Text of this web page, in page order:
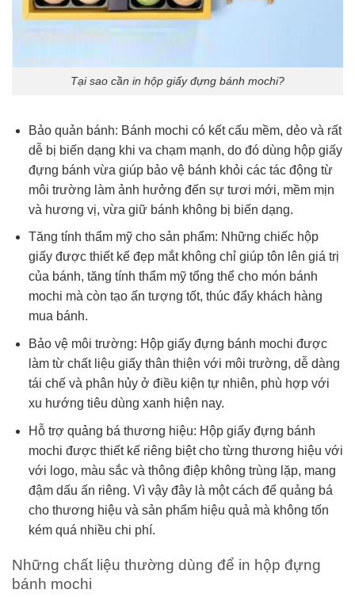
Tại sao cần in hộp giấy đựng bánh mochi?
Bảo quản bánh: Bánh mochi có kết cấu mềm, dẻo và rất
dễ bị biến dạng khi va chạm mạnh, do đó dùng hộp giấy
đựng bánh vừa giúp bảo vệ bánh khỏi các tác động từ
môi trường làm ảnh hưởng đến sự tươi mới, mềm mịn
và hương vị, vừa giữ bánh không bị biến dạng.
Tăng tính thẩm mỹ cho sản phẩm: Những chiếc hộp
giấy được thiết kế đẹp mắt không chỉ giúp tôn lên giá trị
của bánh, tăng tính thẩm mỹ tổng thể cho món bánh
mochi mà còn tạo ấn tượng tốt, thúc đẩy khách hàng
mua bánh.
Bảo vệ môi trường: Hộp giấy đựng bánh mochi được
làm từ chất liệu giấy thân thiện với môi trường, dễ dàng
tái chế và phân hủy ở điều kiện tự nhiên, phù hợp với
xu hướng tiêu dùng xanh hiện nay.
Hỗ trợ quảng bá thương hiệu: Hộp giấy đựng bánh
mochi được thiết kế riêng biệt cho từng thương hiệu với
với logo, màu sắc và thông điệp không trùng lặp, mang
đậm dấu ấn riêng. Vì vậy đây là một cách để quảng bá
cho thương hiệu và sản phẩm hiệu quả mà không tốn
kém quá nhiều chi phí.
Những chất liệu thường dùng để in hộp đựng
bánh mochi